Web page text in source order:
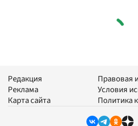
Редакция
Реклама
Карта сайта
Правовая
Условия
Политика